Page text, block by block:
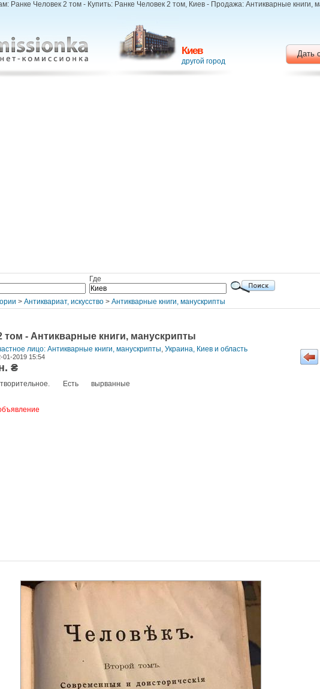
Ранке Человек 2 том - Купить: Ранке Человек 2 том, Киев - Продажа: Антикварные книги,
Киев
другой город
Дать
Где
> Антиквариат, искусство > Антикварные книги, манускрипты
том - Антикварные книги, манускрипты
лицо: Антикварные книги, манускрипты, Украина, Киев и область
01-2019 15:54
₴
Есть вырванные